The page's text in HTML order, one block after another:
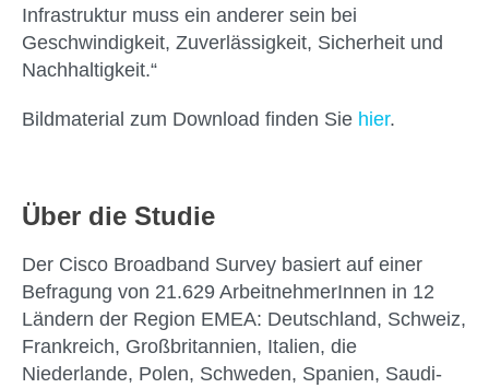
Infrastruktur muss ein anderer sein bei
Geschwindigkeit, Zuverlässigkeit, Sicherheit und
Nachhaltigkeit.“
Bildmaterial zum Download finden Sie hier.
Über die Studie
Der Cisco Broadband Survey basiert auf einer
Befragung von 21.629 ArbeitnehmerInnen in 12
Ländern der Region EMEA: Deutschland, Schweiz,
Frankreich, Großbritannien, Italien, die
Niederlande, Polen, Schweden, Spanien, Saudi-